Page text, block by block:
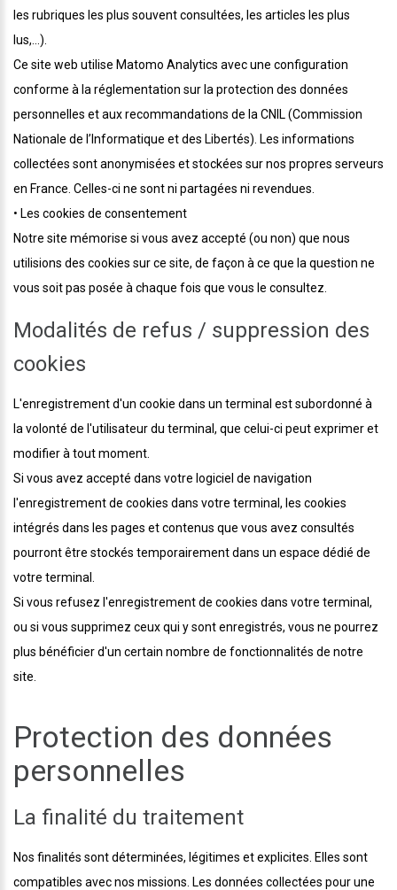
les rubriques les plus souvent consultées, les articles les plus
lus,...).
Ce site web utilise Matomo Analytics avec une configuration
conforme à la réglementation sur la protection des données
personnelles et aux recommandations de la CNIL (Commission
Nationale de l’Informatique et des Libertés). Les informations
collectées sont anonymisées et stockées sur nos propres serveurs
en France. Celles-ci ne sont ni partagées ni revendues.
• Les cookies de consentement
Notre site mémorise si vous avez accepté (ou non) que nous
utilisions des cookies sur ce site, de façon à ce que la question ne
vous soit pas posée à chaque fois que vous le consultez.
Modalités de refus / suppression des
cookies
L'enregistrement d'un cookie dans un terminal est subordonné à
la volonté de l'utilisateur du terminal, que celui-ci peut exprimer et
modifier à tout moment.
Si vous avez accepté dans votre logiciel de navigation
l'enregistrement de cookies dans votre terminal, les cookies
intégrés dans les pages et contenus que vous avez consultés
pourront être stockés temporairement dans un espace dédié de
votre terminal.
Si vous refusez l'enregistrement de cookies dans votre terminal,
ou si vous supprimez ceux qui y sont enregistrés, vous ne pourrez
plus bénéficier d'un certain nombre de fonctionnalités de notre
site.
Protection des données
personnelles
La finalité du traitement
Nos finalités sont déterminées, légitimes et explicites. Elles sont
compatibles avec nos missions. Les données collectées pour une